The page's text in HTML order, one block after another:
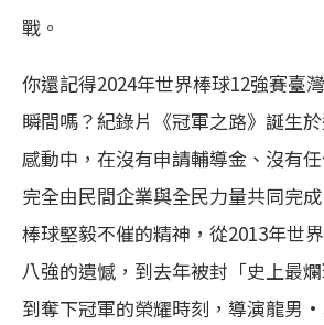
戰。
你還記得2024年世界棒球12強賽臺
瞬間嗎？紀錄片《冠軍之路》誕生
感動中，在沒有申請輔導金、沒有
完全由民間企業與全民力量共同完
棒球堅毅不催的精神，從2013年世
八強的遺憾，到去年被封「史上最
到奪下冠軍的榮耀時刻，導演龍